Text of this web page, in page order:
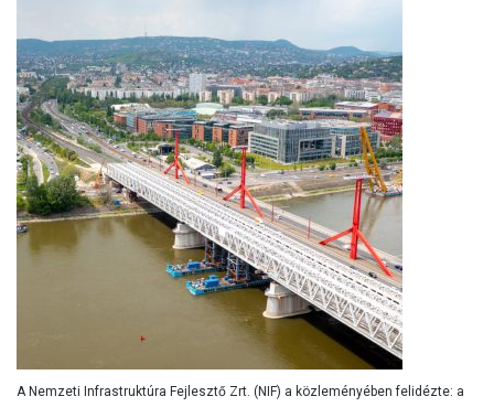
A Nemzeti Infrastruktúra Fejlesztő Zrt. (NIF) a közleményében felidézte: a